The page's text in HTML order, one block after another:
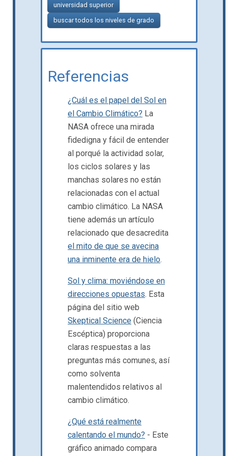
universidad superior
buscar todos los niveles de grado
Referencias
¿Cuál es el papel del Sol en
el Cambio Climático? La
NASA ofrece una mirada
fidedigna y fácil de entender
al porqué la actividad solar,
los ciclos solares y las
manchas solares no están
relacionadas con el actual
cambio climático. La NASA
tiene además un artículo
relacionado que desacredita
el mito de que se avecina
una inminente era de hielo.
Sol y clima: moviéndose en
direcciones opuestas. Esta
página del sitio web
Skeptical Science (Ciencia
Escéptica) proporciona
claras respuestas a las
preguntas más comunes, así
como solventa
malentendidos relativos al
cambio climático.
¿Qué está realmente
calentando el mundo? - Este
gráfico animado compara